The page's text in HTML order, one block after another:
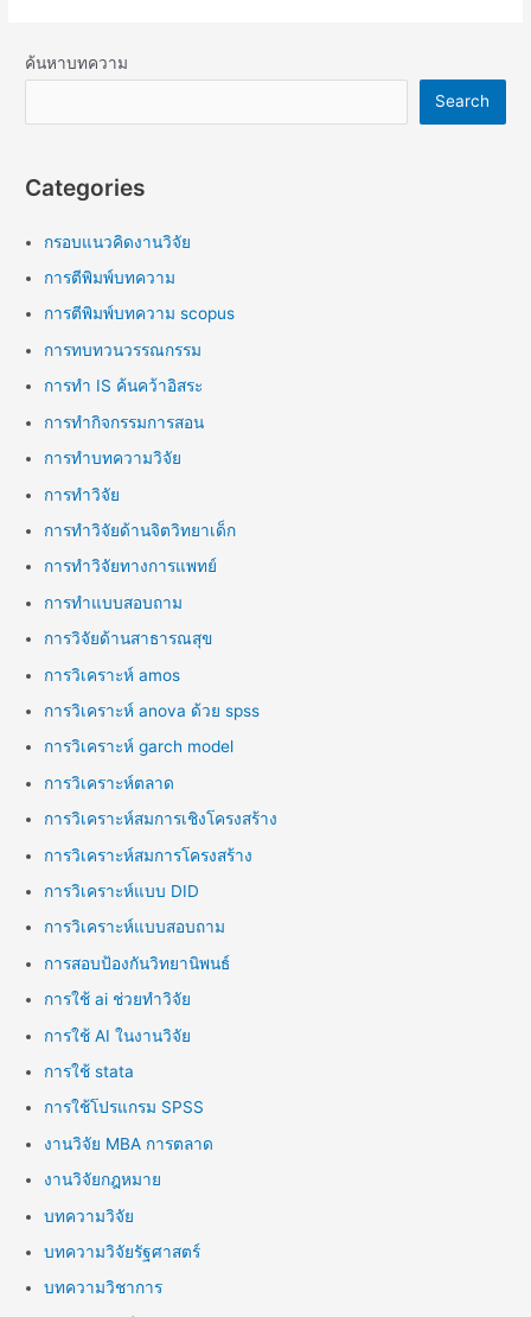
ค้นหาบทความ
Search
Categories
กรอบแนวคิดงานวิจัย
การตีพิมพ์บทความ
การตีพิมพ์บทความ scopus
การทบทวนวรรณกรรม
การทำ IS ค้นคว้าอิสระ
การทำกิจกรรมการสอน
การทำบทความวิจัย
การทำวิจัย
การทำวิจัยด้านจิตวิทยาเด็ก
การทำวิจัยทางการแพทย์
การทำแบบสอบถาม
การวิจัยด้านสาธารณสุข
การวิเคราะห์ amos
การวิเคราะห์ anova ด้วย spss
การวิเคราะห์ garch model
การวิเคราะห์ตลาด
การวิเคราะห์สมการเชิงโครงสร้าง
การวิเคราะห์สมการโครงสร้าง
การวิเคราะห์แบบ DID
การวิเคราะห์แบบสอบถาม
การสอบป้องกันวิทยานิพนธ์
การใช้ ai ช่วยทำวิจัย
การใช้ AI ในงานวิจัย
การใช้ stata
การใช้โปรแกรม SPSS
งานวิจัย MBA การตลาด
งานวิจัยกฎหมาย
บทความวิจัย
บทความวิจัยรัฐศาสตร์
บทความวิชาการ